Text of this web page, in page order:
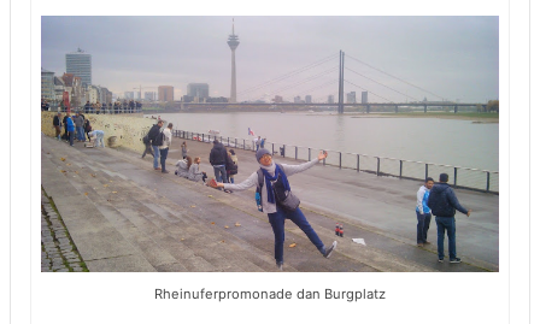
Rheinuferpromonade dan Burgplatz